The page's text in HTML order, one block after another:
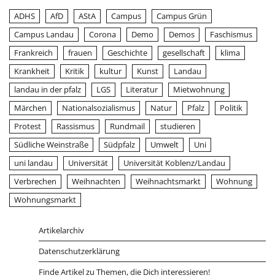
ADHS AfD AStA Campus
Campus Grün
Campus Landau
Corona Demo Demos
Faschismus
Frankreich
frauen Geschichte gesellschaft
klima
Krankheit
Kritik kultur Kunst
Landau
landau in der pfalz
LGS Literatur
Mietwohnung
Märchen
Nationalsozialismus Natur Pfalz
Politik
Protest
Rassismus Rundmail
studieren
Südliche Weinstraße
Südpfalz Umwelt
Uni
uni landau
Universität
Universität Koblenz/Landau
Verbrechen
Weihnachten Weihnachtsmarkt
Wohnung
Wohnungsmarkt
Artikelarchiv
Datenschutzerklärung
Finde Artikel zu Themen, die Dich interessieren!